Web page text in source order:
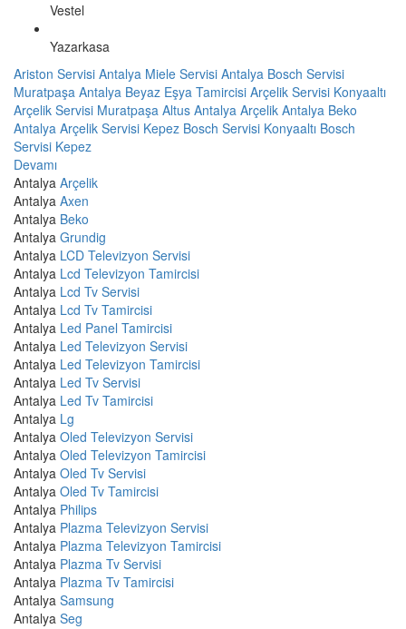
Vestel
Yazarkasa
Ariston Servisi Antalya Miele Servisi Antalya Bosch Servisi
Muratpaşa Antalya Beyaz Eşya Tamircisi Arçelik Servisi Konyaaltı
Arçelik Servisi Muratpaşa Altus Antalya Arçelik Antalya Beko
Antalya Arçelik Servisi Kepez Bosch Servisi Konyaaltı Bosch
Servisi Kepez
Devamı
Antalya Arçelik
Antalya Axen
Antalya Beko
Antalya Grundig
Antalya LCD Televizyon Servisi
Antalya Lcd Televizyon Tamircisi
Antalya Lcd Tv Servisi
Antalya Lcd Tv Tamircisi
Antalya Led Panel Tamircisi
Antalya Led Televizyon Servisi
Antalya Led Televizyon Tamircisi
Antalya Led Tv Servisi
Antalya Led Tv Tamircisi
Antalya Lg
Antalya Oled Televizyon Servisi
Antalya Oled Televizyon Tamircisi
Antalya Oled Tv Servisi
Antalya Oled Tv Tamircisi
Antalya Philips
Antalya Plazma Televizyon Servisi
Antalya Plazma Televizyon Tamircisi
Antalya Plazma Tv Servisi
Antalya Plazma Tv Tamircisi
Antalya Samsung
Antalya Seg